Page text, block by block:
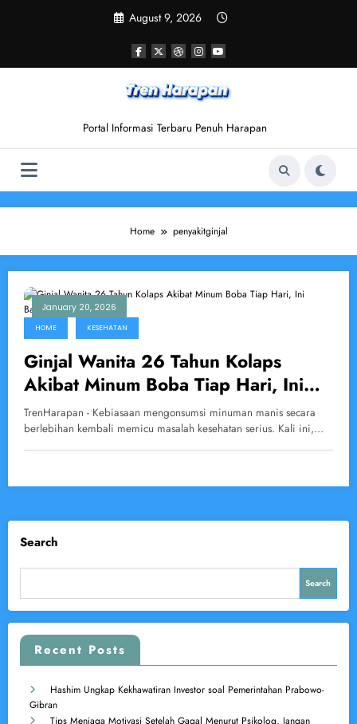
August 9, 2026
Portal Informasi Terbaru Penuh Harapan
Home penyakitginjal
January 20, 2026
HOME KESEHATAN
Ginjal Wanita 26 Tahun Kolaps
Akibat Minum Boba Tiap Hari, Ini
Bahaya yang Mengintai
TrenHarapan - Kebiasaan mengonsumsi minuman manis secara
berlebihan kembali memicu masalah kesehatan serius. Kali ini,…
Search
Search
Recent Posts
Hashim Ungkap Kekhawatiran Investor soal Pemerintahan Prabowo-
Gibran